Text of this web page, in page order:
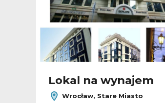
Lokal na wynajem
Wrocław, Stare Miasto